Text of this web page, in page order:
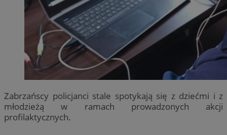
Zabrzańscy policjanci stale spotykają się z dziećmi i z
młodzieżą w ramach prowadzonych akcji
profilaktycznych.